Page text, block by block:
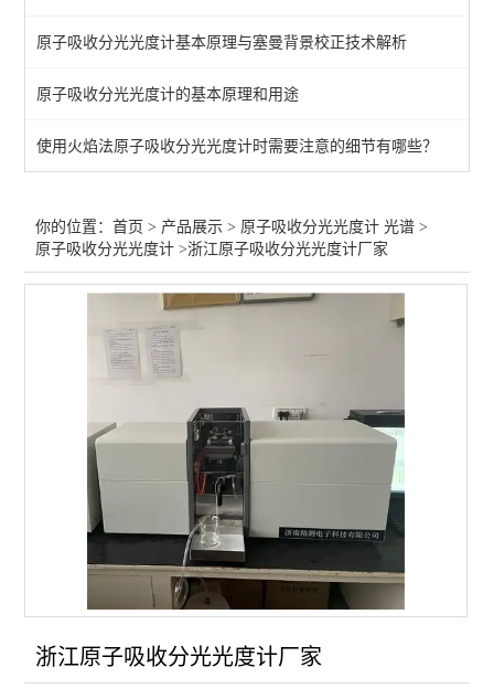
兽药/饲料原子吸收分光光度计
输液注射器/医疗原子吸收
矿石/合金-原子吸收光度计
电镀/化工/石油原子吸收
微波消解仪-高通量
红外分光光度计
查看全部 >>
原子吸收分光光度计基本原理与塞曼背景校正技术解析
原子吸收分光光度计的基本原理和用途
使用火焰法原子吸收分光光度计时需要注意的细节有哪些？
你的位置：首页 > 产品展示 > 原子吸收分光光度计 光谱 >
原子吸收分光光度计 >浙江原子吸收分光光度计厂家
浙江原子吸收分光光度计厂家